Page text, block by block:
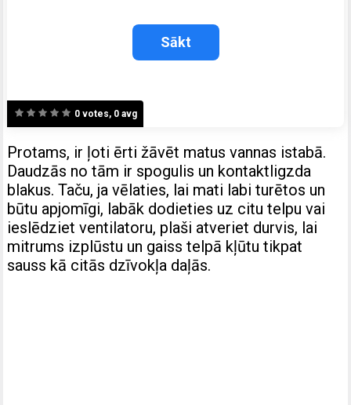
0 votes, 0 avg
Protams, ir ļoti ērti žāvēt matus vannas istabā.
Daudzās no tām ir spogulis un kontaktligzda
blakus. Taču, ja vēlaties, lai mati labi turētos un
būtu apjomīgi, labāk dodieties uz citu telpu vai
ieslēdziet ventilatoru, plaši atveriet durvis, lai
mitrums izplūstu un gaiss telpā kļūtu tikpat
sauss kā citās dzīvokļa daļās.